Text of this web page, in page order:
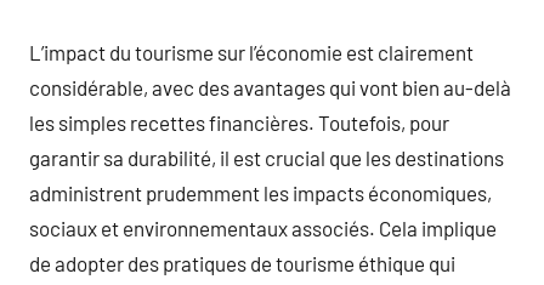
L’impact du tourisme sur l’économie est clairement
considérable, avec des avantages qui vont bien au-delà
les simples recettes financières. Toutefois, pour
garantir sa durabilité, il est crucial que les destinations
administrent prudemment les impacts économiques,
sociaux et environnementaux associés. Cela implique
de adopter des pratiques de tourisme éthique qui